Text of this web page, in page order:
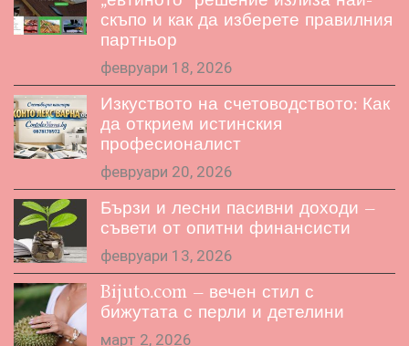
скъпо и как да изберете правилния
партньор
февруари 18, 2026
Изкуството на счетоводството: Как
да открием истинския
професионалист
февруари 20, 2026
Бързи и лесни пасивни доходи –
съвети от опитни финансисти
февруари 13, 2026
Bijuto.com – вечен стил с
бижутата с перли и детелини
март 2, 2026